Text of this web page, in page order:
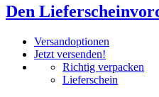
Den
Versandoptionen
Jetzt versenden!
Richtig verpacken
Lieferschein